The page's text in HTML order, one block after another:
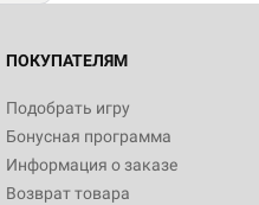
ПОКУПАТЕЛЯМ
Подобрать игру
Бонусная программа
Информация о заказе
Возврат товара